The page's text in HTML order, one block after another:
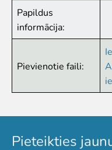
Dzimšanas diena Rīga
Rīga ZOO slavenībām
Cik dažādi mēs esam
Visas ekskursijas
Mācību nodarbības
Dzīvnieki
Papildus
informācija:
Pievienotie faili:
Pieteikties